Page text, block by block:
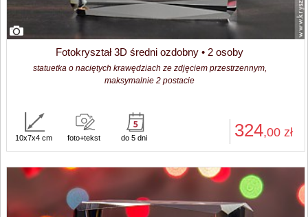
Fotokryształ 3D średni ozdobny • 2 osoby
statuetka o naciętych krawędziach ze zdjęciem przestrzennym,
maksymalnie 2 postacie
324,00 zł
10x7x4 cm foto+tekst do 5 dni